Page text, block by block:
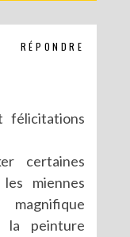
RÉPONDRE
félicitations
certaines
miennes
la peinture